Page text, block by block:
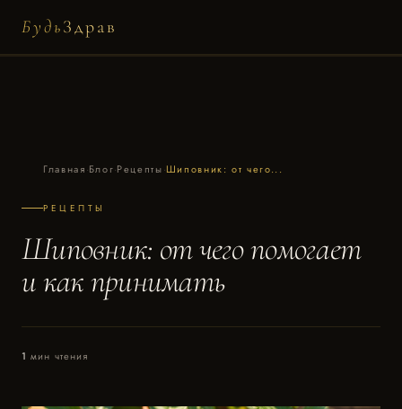
БудьЗдрав
Главная·Блог·Рецепты·Шиповник: от чего...
РЕЦЕПТЫ
Шиповник: от чего помогает
и как принимать
1 мин чтения